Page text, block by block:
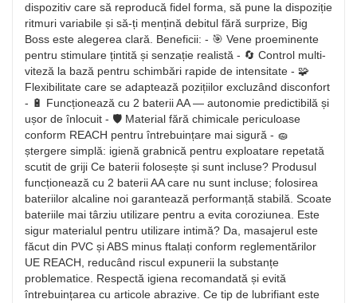
dispozitiv care să reproducă fidel forma, să pune la dispoziție
ritmuri variabile și să-ți mențină debitul fără surprize, Big
Boss este alegerea clară. Beneficii: - 🎯 Vene proeminente
pentru stimulare țintită și senzație realistă - 🔄 Control multi-
viteză la bază pentru schimbări rapide de intensitate - 🧩
Flexibilitate care se adaptează pozițiilor excluzând disconfort
- 🔋 Funcționează cu 2 baterii AA — autonomie predictibilă și
ușor de înlocuit - 🛡️ Material fără chimicale periculoase
conform REACH pentru întrebuințare mai sigură - 🧽
ștergere simplă: igienă grabnică pentru exploatare repetată
scutit de griji Ce baterii folosește și sunt incluse? Produsul
funcționează cu 2 baterii AA care nu sunt incluse; folosirea
bateriilor alcaline noi garantează performanță stabilă. Scoate
bateriile mai târziu utilizare pentru a evita coroziunea. Este
sigur materialul pentru utilizare intimă? Da, masajerul este
făcut din PVC și ABS minus ftalați conform reglementărilor
UE REACH, reducând riscul expunerii la substanțe
problematice. Respectă igiena recomandată și evită
întrebuințarea cu articole abrazive. Ce tip de lubrifiant este